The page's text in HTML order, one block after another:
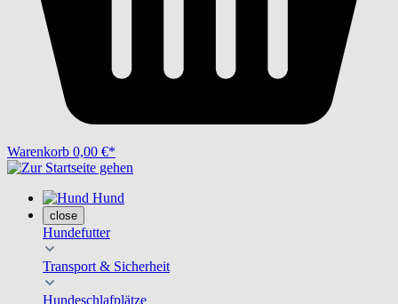
Warenkorb 0,00 €*
Hund
close
Hundefutter
Transport & Sicherheit
Hundeschlafplätze